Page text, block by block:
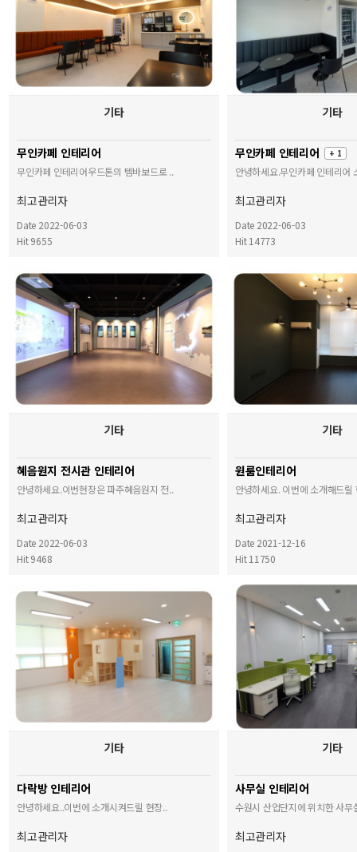
기타
무인카페 인테리어
무인카페 인테리어우드톤의 템바보드로 ..
최고관리자
Date 2022-06-03
Hit 9655
기타
무인카페 인테리어 + 1
안녕하세요.무인카페 인테리어
최고관리자
Date 2022-06-03
Hit 14773
기타
혜음원지 전시관 인테리어
안녕하세요.이번현장은 파주혜음원지 전..
최고관리자
Date 2022-06-03
Hit 9468
기타
원룸인테리어
안녕하세요. 이번에 소개해드릴
최고관리자
Date 2021-12-16
Hit 11750
기타
다락방 인테리어
안녕하세요..이번에 소개시켜드릴 현장..
최고관리자
기타
사무실 인테리어
수원시 산업단지에 위치한 사무
최고관리자